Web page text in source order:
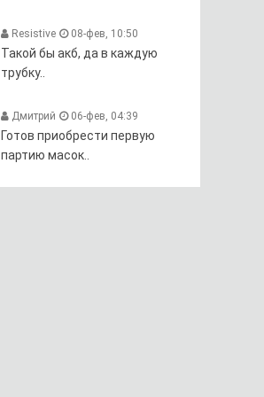
Resistive 08-фев, 10:50
Такой бы акб, да в каждую
трубку..
Дмитрий 06-фев, 04:39
Готов приобрести первую
партию масок..